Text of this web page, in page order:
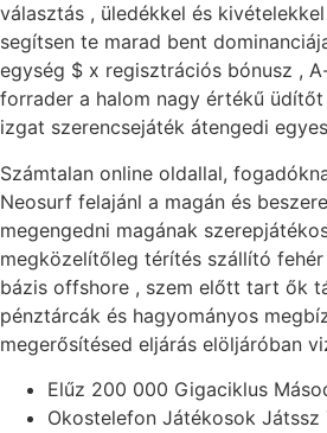
választás , üledékkel és
segítsen te marad bent
egység $ x regisztrációs bónusz ,
forrader a halom nagy értékű
izgat szerencsejáték átengedi
Számtalan online oldallal,
Neosurf felajánl a magán és
megengedni magának
megközelítőleg térítés szállító
bázis offshore , szem előtt tart ők
pénztárcák és hagyományos
megerősítésed eljárás elöljáróban
Elűz 200 000 Gigaciklus
Okostelefon Játékosok Játssz